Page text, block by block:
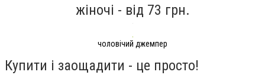
жіночі - від 73 грн.
чоловічий джемпер
Купити і заощадити - це просто!